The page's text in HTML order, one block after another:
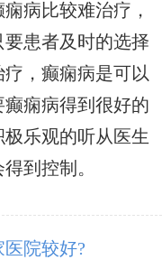
病比较难治疗，
患者及时的选择
，癫痫病是可以
痫病得到很好的
乐观的听从医生
到控制。
院较好?